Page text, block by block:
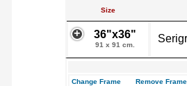
Size
36"x36"
91 x 91 cm.
Change Frame
Remove Frame